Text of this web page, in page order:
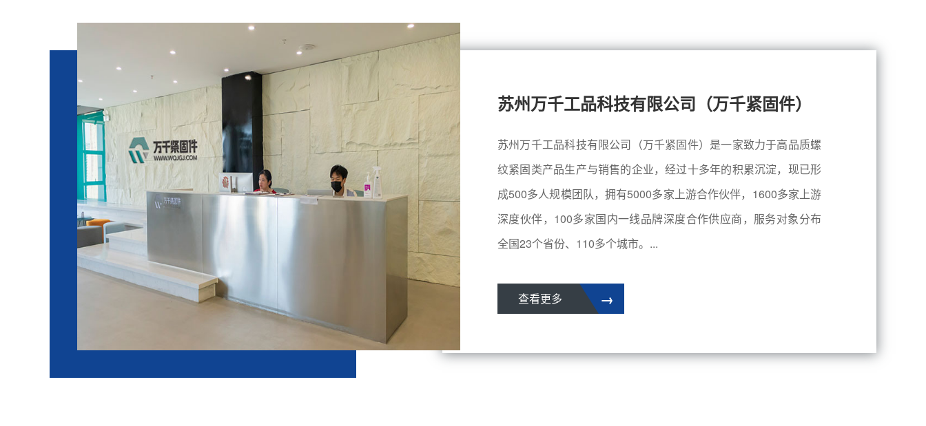
苏州万千工品科技有限公司（万千紧固件）
苏州万千工品科技有限公司（万千紧固件）是一家致力于高品质螺
纹紧固类产品生产与销售的企业，经过十多年的积累沉淀，现已形
成500多人规模团队，拥有5000多家上游合作伙伴，1600多家上游
深度伙伴，100多家国内一线品牌深度合作供应商，服务对象分布
全国23个省份、110多个城市。...
→
查看更多